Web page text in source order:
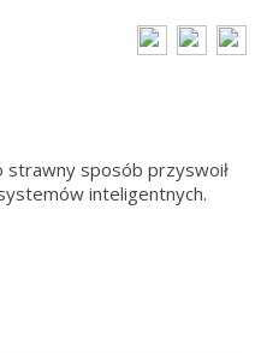
strawny sposób przyswoił
inteligentnych.